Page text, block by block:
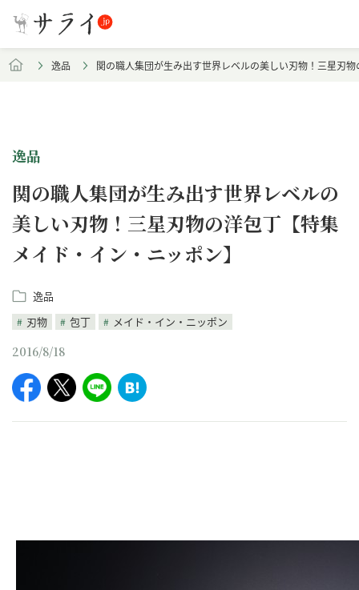
逸品 関の職人集団が生み出す世界レベルの美しい刃物！三星刃
逸品
関の職人集団が生み出す世界レベルの
美しい刃物！三星刃物の洋包丁【特集
メイド・イン・ニッポン】
逸品
刃物
包丁 メイド・イン・ニッポン
2016/8/18